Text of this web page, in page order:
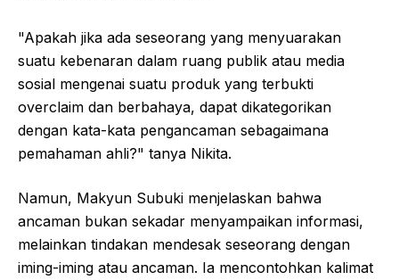
"Apakah jika ada seseorang yang menyuarakan
suatu kebenaran dalam ruang publik atau media
sosial mengenai suatu produk yang terbukti
overclaim dan berbahaya, dapat dikategorikan
dengan kata-kata pengancaman sebagaimana
pemahaman ahli?" tanya Nikita.
Namun, Makyun Subuki menjelaskan bahwa
ancaman bukan sekadar menyampaikan informasi,
melainkan tindakan mendesak seseorang dengan
iming-iming atau ancaman. Ia mencontohkan kalimat